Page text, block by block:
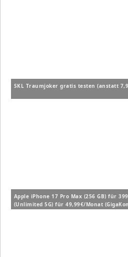
SKL Traumjoker gratis testen (anstatt
Apple iPhone 17 Pro Max (256 GB) für
(Unlimited 5G) für 49,99€/Monat